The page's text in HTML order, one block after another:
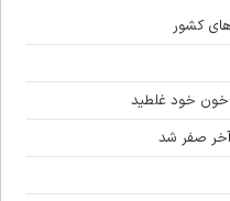
کشور
خود غلطید
صفر شد